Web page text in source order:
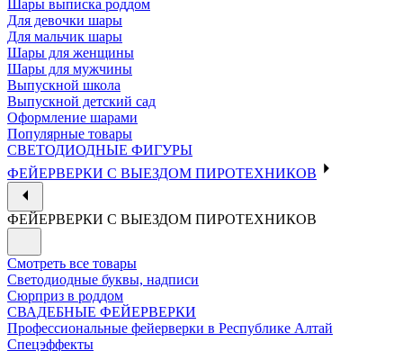
Шары выписка роддом
Для девочки шары
Для мальчик шары
Шары для женщины
Шары для мужчины
Выпускной школа
Выпускной детский сад
Оформление шарами
Популярные товары
СВЕТОДИОДНЫЕ ФИГУРЫ
ФЕЙЕРВЕРКИ С ВЫЕЗДОМ ПИРОТЕХНИКОВ
ФЕЙЕРВЕРКИ С ВЫЕЗДОМ ПИРОТЕХНИКОВ
Смотреть все товары
Светодиодные буквы, надписи
Сюрприз в роддом
СВАДЕБНЫЕ ФЕЙЕРВЕРКИ
Профессиональные фейерверки в Республике Алтай
Спецэффекты